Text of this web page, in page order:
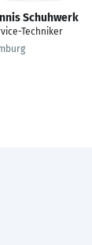
Schuhwerk
Techniker